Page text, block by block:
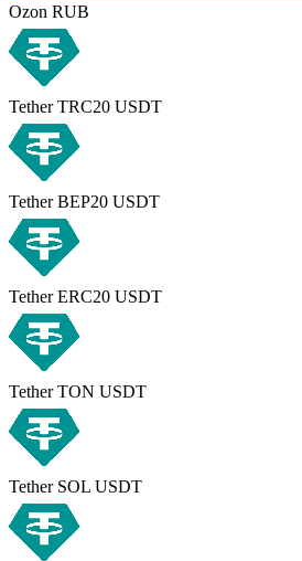
Ozon RUB
Tether TRC20 USDT
Tether BEP20 USDT
Tether ERC20 USDT
Tether TON USDT
Tether SOL USDT